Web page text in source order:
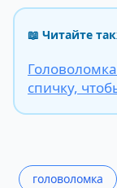
📖 Читайте
спичку,
головоломка